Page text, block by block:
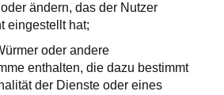
ändern, das der Nutzer
eingestellt hat;
oder andere
enthalten, die dazu bestimmt
der Dienste oder eines